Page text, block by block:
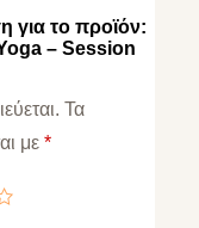
για το προϊόν:
– Session
Τα
με *